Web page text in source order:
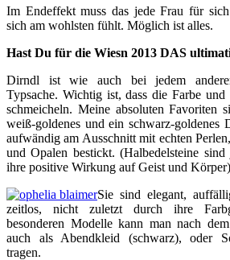
Im Endeffekt muss das jede Frau für
sich am wohlsten fühlt. Möglich ist alles.
Hast Du für die Wiesn 2013 DAS
Dirndl ist wie auch bei jedem
Typsache. Wichtig ist, dass die Farbe
schmeicheln. Meine absoluten Favoriten
weiß-goldenes und ein schwarz-goldenes
aufwändig am Ausschnitt mit echten
und Opalen bestickt. (Halbedelsteine
ihre positive Wirkung auf Geist und
Sie sind elegant,
zeitlos, nicht zuletzt durch ihre
besonderen Modelle kann man nach
auch als Abendkleid (schwarz), oder
tragen.